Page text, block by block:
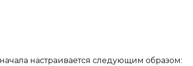
настраивается следующим образом: